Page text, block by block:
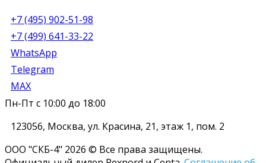
+7 (495) 902-51-98
+7 (499) 641-33-22
WhatsApp
Telegram
MAX
Пн-Пт с 10:00 до 18:00
123056, Москва, ул. Красина, 21, этаж 1, пом. 2
ООО "СКБ-4" 2026 © Все права защищены.